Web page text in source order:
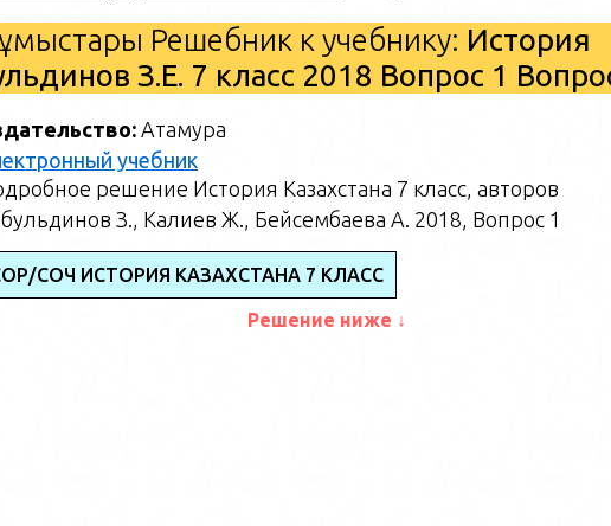
Решебник к учебнику: История
З.Е. 7 класс 2018 Вопрос 1
Атамура
учебник
решение История Казахстана 7 класс, авторов
З., Калиев Ж., Бейсембаева А. 2018, Вопрос 1
СОЧ ИСТОРИЯ КАЗАХСТАНА 7 КЛАСС
Решение ниже ↓